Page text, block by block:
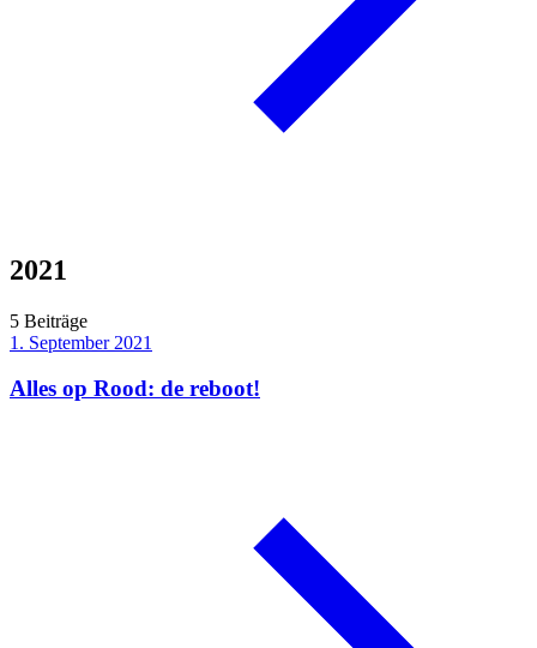
2021
5 Beiträge
1. September 2021
Alles op Rood: de reboot!